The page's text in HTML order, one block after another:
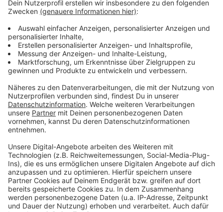
Anzeige
Leverkusener Kinderschutzbund hat viel zu tun
200.000 Euro vom Land für Leverkusener St. Nikolaus-
Kirche
Drogenhandel: Polizei durchsucht Wohnung in
Leverkusen
Anzeige
Anzeige